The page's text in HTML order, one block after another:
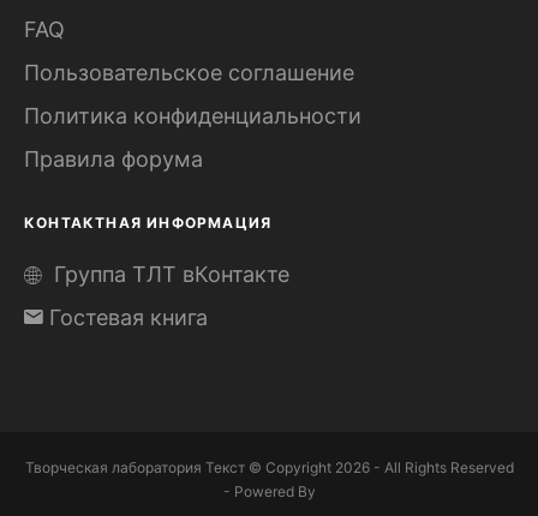
FAQ
Пользовательское соглашение
Политика конфиденциальности
Правила форума
КОНТАКТНАЯ ИНФОРМАЦИЯ
Группа ТЛТ вКонтакте
Гостевая книга
Творческая лаборатория Текст © Copyright 2026 - All Rights Reserved
- Powered By